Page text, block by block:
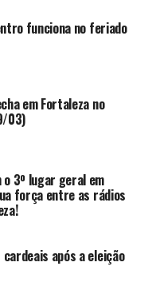
funciona no feriado
em Fortaleza no
03)
o 3º lugar geral em
força entre as rádios
após a eleição